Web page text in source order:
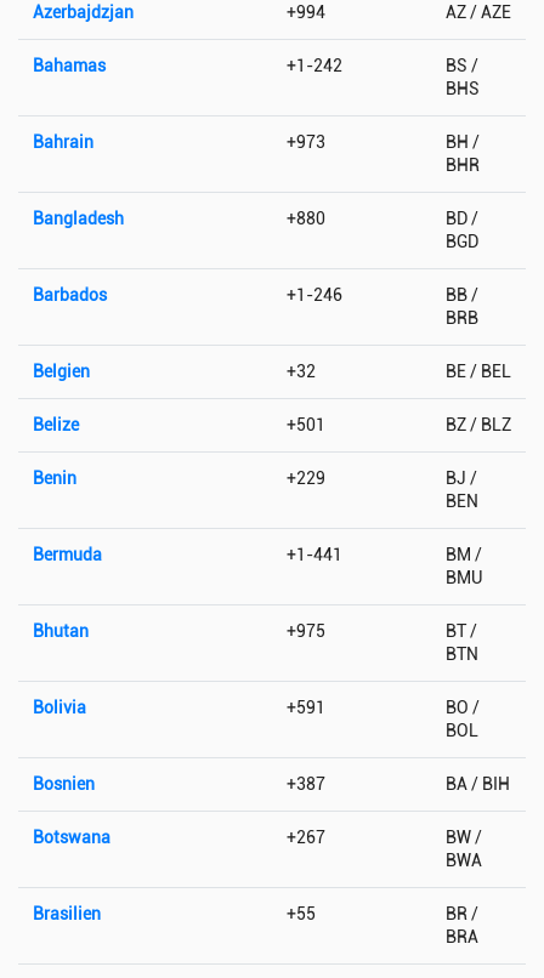
Azerbajdzjan +994 AZ / AZE
Bahamas +1-242
BS /
BHS
Bahrain +973
BH /
BHR
Bangladesh +880
BD /
BGD
Barbados +1-246
BB /
BRB
Belgien +32 BE / BEL
Belize +501 BZ / BLZ
Benin +229
BJ /
BEN
Bermuda +1-441
BM /
BMU
Bhutan +975
BT /
BTN
Bolivia +591
BO /
BOL
Bosnien +387 BA / BIH
Botswana +267
BW /
BWA
Brasilien +55
BR /
BRA